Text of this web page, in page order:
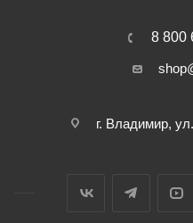
8 800
г. Владимир,